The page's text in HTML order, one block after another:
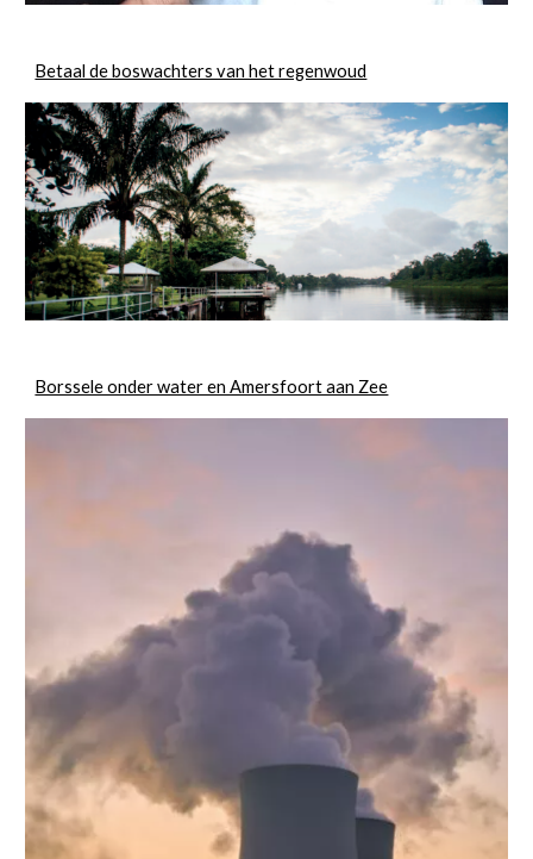
Betaal de boswachters van het regenwoud
Borssele onder water en Amersfoort aan Zee